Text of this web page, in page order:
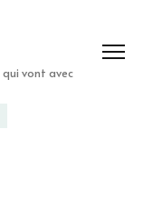
vont avec